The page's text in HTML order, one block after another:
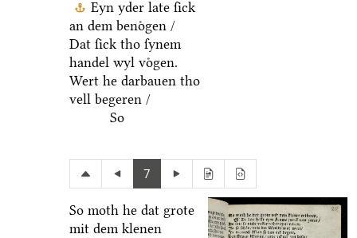
Eyn yder late ſick
an dem benoͤgen /
Dat ſick tho ſynem
handel wyl voͤgen.
Wert he darbauen tho
vell begeren /
So
7
So moth he dat grote
mit dem klenen